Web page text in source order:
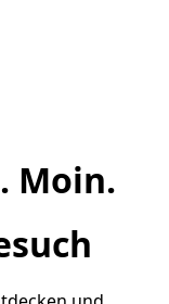
Moin.